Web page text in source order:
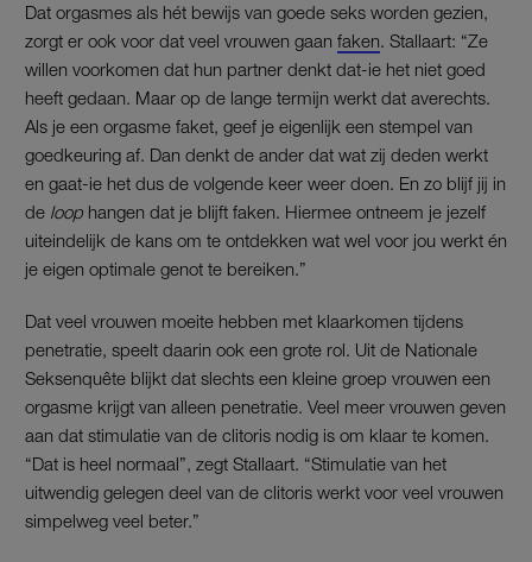
Dat orgasmes als hét bewijs van goede seks worden gezien,
zorgt er ook voor dat veel vrouwen gaan faken . Stallaart: “Ze
willen voorkomen dat hun partner denkt dat-ie het niet goed
heeft gedaan. Maar op de lange termijn werkt dat averechts.
Als je een orgasme faket, geef je eigenlijk een stempel van
goedkeuring af. Dan denkt de ander dat wat zij deden werkt
en gaat-ie het dus de volgende keer weer doen. En zo blijf jij in
de loop hangen dat je blijft faken. Hiermee ontneem je jezelf
uiteindelijk de kans om te ontdekken wat wel voor jou werkt én
je eigen optimale genot te bereiken.”
Dat veel vrouwen moeite hebben met klaarkomen tijdens
penetratie, speelt daarin ook een grote rol. Uit de Nationale
Seksenquête blijkt dat slechts een kleine groep vrouwen een
orgasme krijgt van alleen penetratie. Veel meer vrouwen geven
aan dat stimulatie van de clitoris nodig is om klaar te komen.
“Dat is heel normaal”, zegt Stallaart. “Stimulatie van het
uitwendig gelegen deel van de clitoris werkt voor veel vrouwen
simpelweg veel beter.”